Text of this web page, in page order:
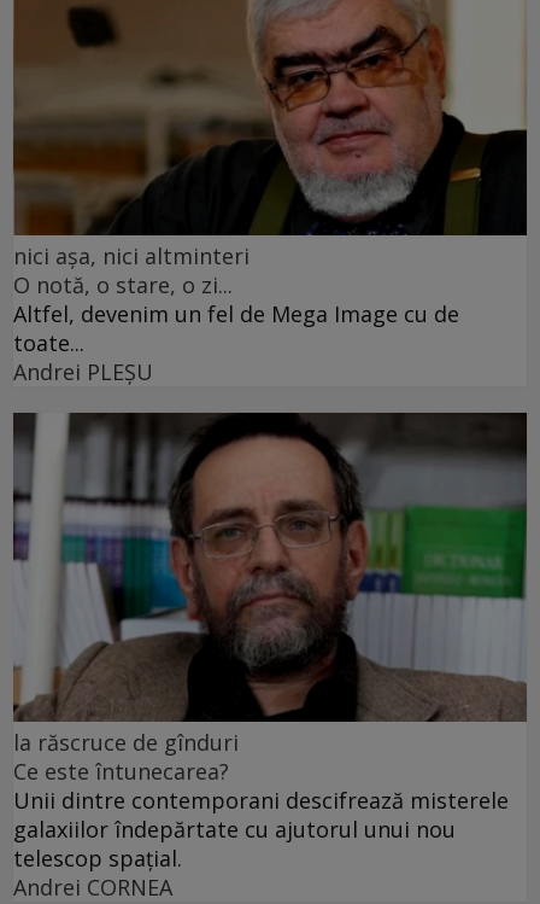
nici așa, nici altminteri
O notă, o stare, o zi...
Altfel, devenim un fel de Mega Image cu de
toate...
Andrei PLEŞU
la răscruce de gînduri
Ce este întunecarea?
Unii dintre contemporani descifrează misterele
galaxiilor îndepărtate cu ajutorul unui nou
telescop spațial.
Andrei CORNEA